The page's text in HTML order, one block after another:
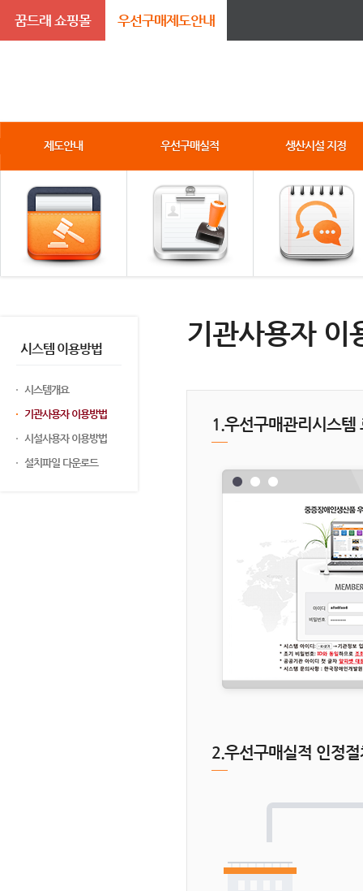
꿈드래 쇼핑몰 우선구매제도안내
제도안내 우선구매실적 생산시설 지정
시스템 이용방법
시스템개요
기관사용자 이용방법
시설사용자 이용방법
설치파일 다운로드
기관사용자 이
1.우선구매관리시스템
2.우선구매실적 인정